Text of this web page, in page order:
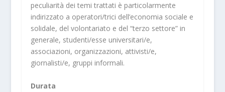
peculiarità dei temi trattati è particolarmente
indirizzato a operatori/trici dell’economia sociale e
solidale, del volontariato e del “terzo settore” in
generale, studenti/esse universitari/e,
associazioni, organizzazioni, attivisti/e,
giornalisti/e, gruppi informali.
Durata